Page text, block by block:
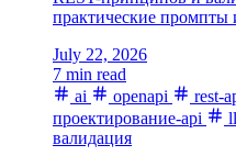
практические промпты
July 22, 2026
7 min read
ai
openapi rest-
проектирование-api
валидация